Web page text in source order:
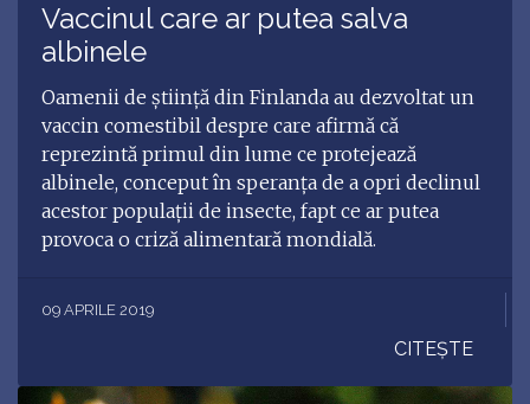
Vaccinul care ar putea salva
albinele
Oamenii de ştiinţă din Finlanda au dezvoltat un
vaccin comestibil despre care afirmă că
reprezintă primul din lume ce protejează
albinele, conceput în speranţa de a opri declinul
acestor populaţii de insecte, fapt ce ar putea
provoca o criză alimentară mondială.
09 APRILE 2019
CITEȘTE